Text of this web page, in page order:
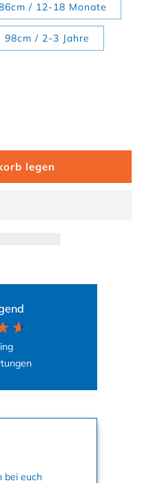
/ 12-18 Monate
98cm / 2-3 Jahre
Bio-Baumwoll Baby
für Bio-Baumwoll
legen